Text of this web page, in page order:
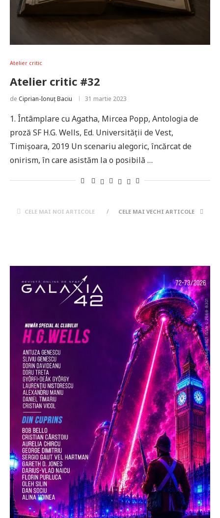
Atelier critic
Atelier critic #32
de Ciprian-Ionuț Baciu 31 martie 2023
1. Întâmplare cu Agatha, Mircea Popp, Antologia de
proză SF H.G. Wells, Ed. Universității de Vest,
Timișoara, 2019 Un scenariu alegoric, încărcat de
onirism, în care asistăm la o posibilă …
CELE MAI NOI ARTICOLE CELE MAI VECHI ARTICOLE